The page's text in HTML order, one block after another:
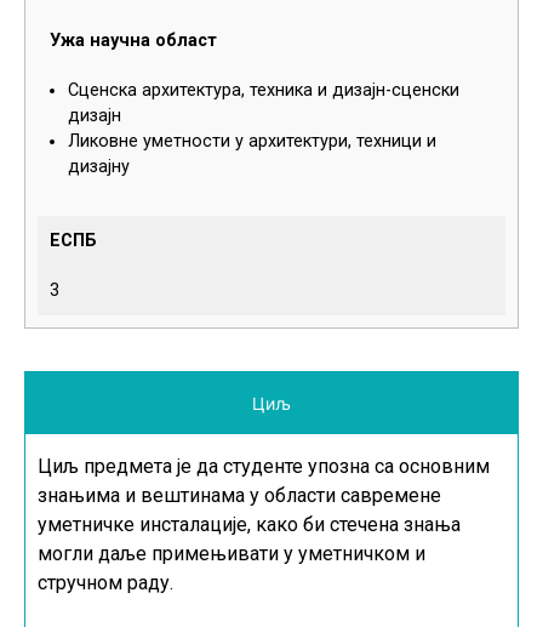
Ужа научна област
Сценска архитектура, техника и дизајн-сценски
дизајн
Ликовне уметности у архитектури, техници и
дизајну
ЕСПБ
3
Циљ
Циљ предмета је да студенте упозна са основним
знањима и вештинама у области савремене
уметничке инсталације, како би стечена знања
могли даље примењивати у уметничком и
стручном раду.